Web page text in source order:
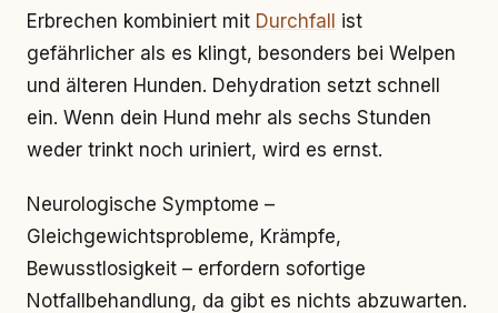
Erbrechen kombiniert mit Durchfall
ist
gefährlicher als es klingt, besonders bei Welpen
und älteren Hunden. Dehydration setzt schnell
ein. Wenn dein Hund mehr als sechs Stunden
weder trinkt noch uriniert, wird es ernst.
Neurologische Symptome –
Gleichgewichtsprobleme, Krämpfe,
Bewusstlosigkeit – erfordern sofortige
Notfallbehandlung, da gibt es nichts abzuwarten.